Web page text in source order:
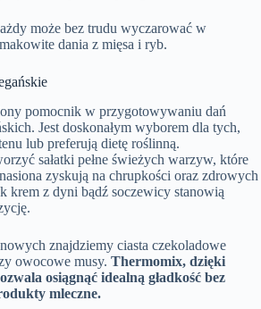
może bez trudu wyczarować w
dania z mięsa i ryb.
pomocnik w przygotowywaniu dań
Jest doskonałym wyborem dla tych,
lub preferują dietę roślinną.
sałatki pełne świeżych warzyw, które
zyskują na chrupkości oraz zdrowych
krem z dyni bądź soczewicy stanowią
znajdziemy ciasta czekoladowe
owocowe musy. Thermomix, dzięki
osiągnąć idealną gładkość bez
mleczne.